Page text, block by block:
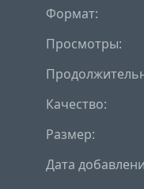
Формат:
Просмотры:
Качество:
Размер:
Дата